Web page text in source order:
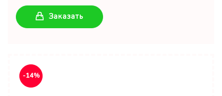
Заказать
-14%